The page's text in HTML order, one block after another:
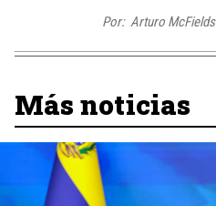
Por: Arturo McFields
Más noticias